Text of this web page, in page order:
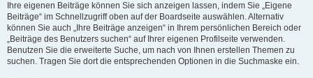
Ihre eigenen Beiträge können Sie sich anzeigen lassen, indem Sie „Eigene
Beiträge“ im Schnellzugriff oben auf der Boardseite auswählen. Alternativ
können Sie auch „Ihre Beiträge anzeigen“ in Ihrem persönlichen Bereich oder
„Beiträge des Benutzers suchen“ auf Ihrer eigenen Profilseite verwenden.
Benutzen Sie die erweiterte Suche, um nach von Ihnen erstellen Themen zu
suchen. Tragen Sie dort die entsprechenden Optionen in die Suchmaske ein.